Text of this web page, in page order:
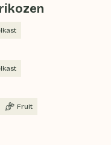
Fruit